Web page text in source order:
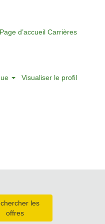
Page d’accueil Carrières
Visualiser le profil